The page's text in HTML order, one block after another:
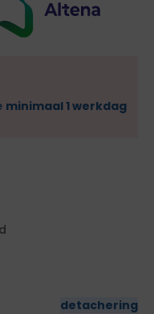
minimaal 1 werkdag
detachering